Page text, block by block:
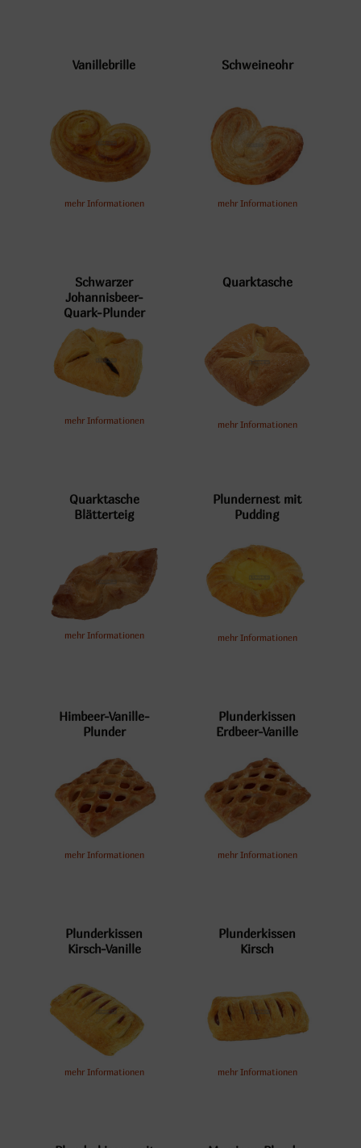
Vanillebrille
mehr Informationen
Schweineohr
mehr Informationen
Schwarzer
Johannisbeer-
Quark-Plunder
mehr Informationen
Quarktasche
mehr Informationen
Quarktasche
Blätterteig
mehr Informationen
Plundernest mit
Pudding
mehr Informationen
Himbeer-Vanille-
Plunder
mehr Informationen
Plunderkissen
Erdbeer-Vanille
mehr Informationen
Plunderkissen
Kirsch-Vanille
mehr Informationen
Plunderkissen
Kirsch
mehr Informationen